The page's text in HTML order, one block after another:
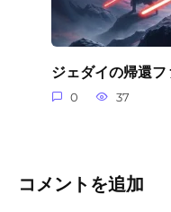
ジェダイの帰還
0 37
コメントを追加